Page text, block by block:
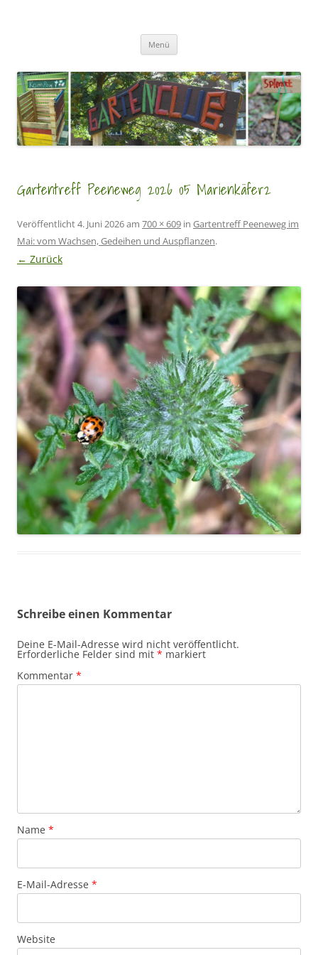
Menü
Gartentreff Peeneweg 2026 05 Marienkäfer2
Veröffentlicht4. Juni 2026am 700 × 609 in Gartentreff Peeneweg im
Mai: vom Wachsen, Gedeihen und Auspflanzen.
← Zurück
Schreibe einen Kommentar
Deine E-Mail-Adresse wird nicht veröffentlicht.
Erforderliche Felder sind mit * markiert
Kommentar *
Name *
E-Mail-Adresse *
Website